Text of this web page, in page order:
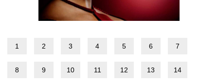
1 2 3 4 5 6 7
8 9 10 11 12 13 14